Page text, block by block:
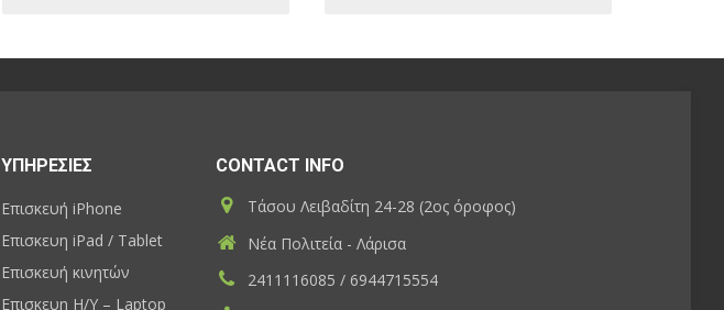
ΥΠΗΡΕΣΙΕΣ
Επισκευή iPhone
Επισκευη iPad / Tablet
Επισκευή κινητών
Επισκευη H/Y – Laptop
CONTACT INFO
Τάσου Λειβαδίτη 24-28 (2ος όροφος)
Νέα Πολιτεία - Λάρισα
2411116085 / 6944715554